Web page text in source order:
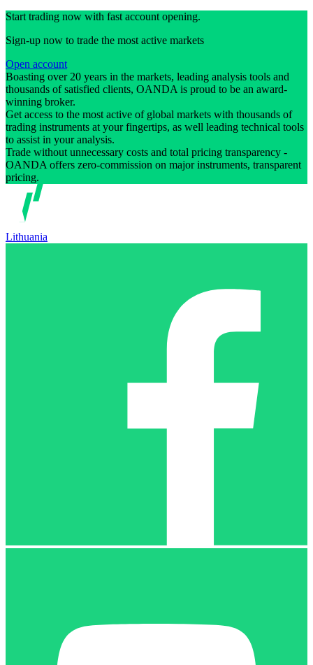
Start trading now with fast account opening.
Sign-up now to trade the most active markets
Open account
Boasting over 20 years in the markets, leading analysis tools and
thousands of satisfied clients, OANDA is proud to be an award-
winning broker.
Get access to the most active of global markets with thousands of
trading instruments at your fingertips, as well leading technical tools
to assist in your analysis.
Trade without unnecessary costs and total pricing transparency -
OANDA offers zero-commission on major instruments, transparent
pricing.
Lithuania